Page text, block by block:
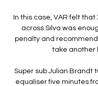
In this case, VAR felt
across Silva was
penalty and
take another
Super sub Julian Brandt
equaliser five minutes